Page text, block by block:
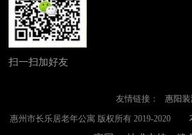
扫一扫加好友
友情链接：
惠阳
惠州市长乐居老年公寓 版权所有 2019-2020